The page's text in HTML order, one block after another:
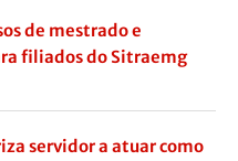
de mestrado e
filiados do Sitraemg
servidor a atuar como